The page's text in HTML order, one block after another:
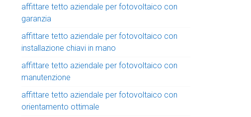
affittare tetto aziendale per fotovoltaico con
garanzia
affittare tetto aziendale per fotovoltaico con
installazione chiavi in mano
affittare tetto aziendale per fotovoltaico con
manutenzione
affittare tetto aziendale per fotovoltaico con
orientamento ottimale